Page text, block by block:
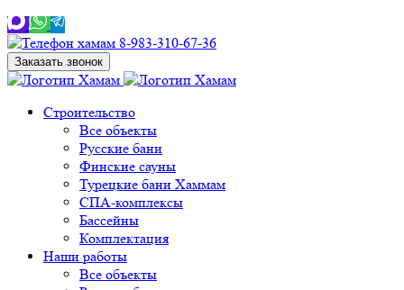
8-983-310-67-36
Заказать звонок
Строительство
Все объекты
Русские бани
Финские сауны
Турецкие бани Хаммам
СПА-комплексы
Бассейны
Комплектация
Наши работы
Все объекты